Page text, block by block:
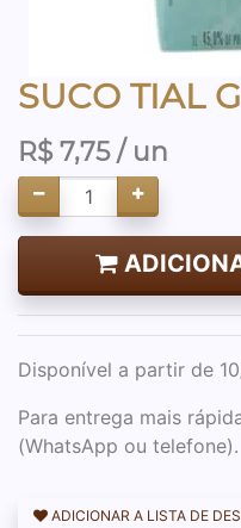
SUCO TIAL
R$7,75 / un
Disponível a partir de
Para entrega mais
(WhatsApp ou telefone).
ADICIONAR A LISTA DE